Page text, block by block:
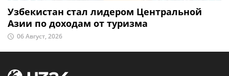
Узбекистан стал лидером Центральной
Азии по доходам от туризма
06 Август, 2026